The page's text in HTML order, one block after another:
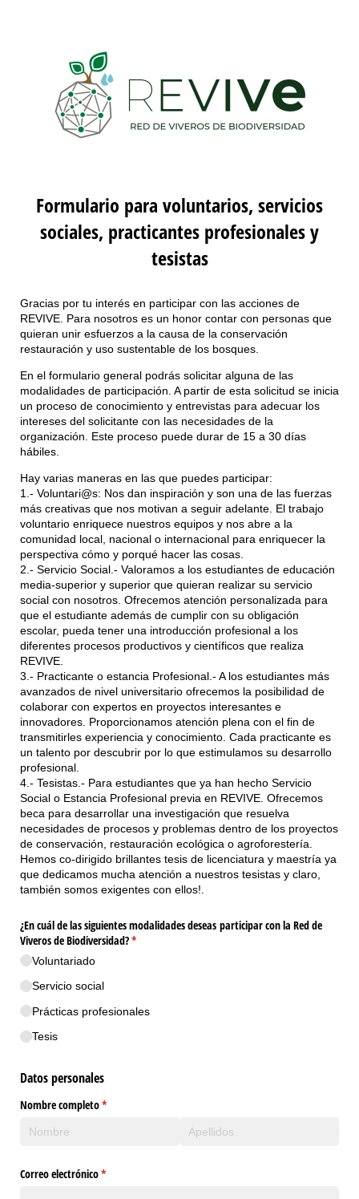
Formulario para voluntarios, servicios
sociales, practicantes profesionales y
tesistas
Gracias por tu interés en participar con las acciones de
REVIVE. Para nosotros es un honor contar con personas que
quieran unir esfuerzos a la causa de la conservación
restauración y uso sustentable de los bosques.
En el formulario general podrás solicitar alguna de las
modalidades de participación. A partir de esta solicitud se inicia
un proceso de conocimiento y entrevistas para adecuar los
intereses del solicitante con las necesidades de la
organización. Este proceso puede durar de 15 a 30 días
hábiles.
Hay varias maneras en las que puedes participar:
1.- Voluntari@s: Nos dan inspiración y son una de las fuerzas
más creativas que nos motivan a seguir adelante. El trabajo
voluntario enriquece nuestros equipos y nos abre a la
comunidad local, nacional o internacional para enriquecer la
perspectiva cómo y porqué hacer las cosas.
2.- Servicio Social.- Valoramos a los estudiantes de educación
media-superior y superior que quieran realizar su servicio
social con nosotros. Ofrecemos atención personalizada para
que el estudiante además de cumplir con su obligación
escolar, pueda tener una introducción profesional a los
diferentes procesos productivos y científicos que realiza
REVIVE.
3.- Practicante o estancia Profesional.- A los estudiantes más
avanzados de nivel universitario ofrecemos la posibilidad de
colaborar con expertos en proyectos interesantes e
innovadores. Proporcionamos atención plena con el fin de
transmitirles experiencia y conocimiento. Cada practicante es
un talento por descubrir por lo que estimulamos su desarrollo
profesional.
4.- Tesistas.- Para estudiantes que ya han hecho Servicio
Social o Estancia Profesional previa en REVIVE. Ofrecemos
beca para desarrollar una investigación que resuelva
necesidades de procesos y problemas dentro de los proyectos
de conservación, restauración ecológica o agroforestería.
Hemos co-dirigido brillantes tesis de licenciatura y maestría ya
que dedicamos mucha atención a nuestros tesistas y claro,
también somos exigentes con ellos!.
¿En cuál de las siguientes modalidades deseas participar con la Red de
Viveros de Biodiversidad?*
(necesario)
Voluntariado
Servicio social
Prácticas profesionales
Tesis
Datos personales
Nombre completo*
(necesario)
Correo electrónico*
(necesario)